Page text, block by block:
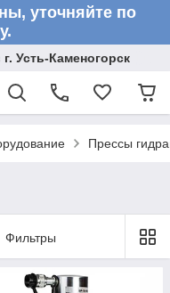
уточняйте по
Усть-Каменогорск
Прессы
Фильтры